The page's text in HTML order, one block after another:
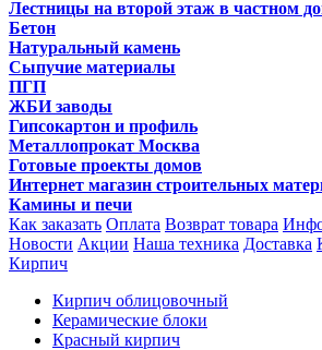
Лестницы на второй этаж в частном
Бетон
Натуральный камень
Сыпучие материалы
ПГП
ЖБИ заводы
Гипсокартон и профиль
Металлопрокат Москва
Готовые проекты домов
Интернет магазин строительных
Камины и печи
Как заказать Оплата Возврат товара
Новости Акции Наша техника Доставка
Кирпич
Кирпич облицовочный
Керамические блоки
Красный кирпич